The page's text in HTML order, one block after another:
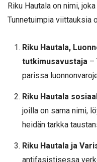
Riku Hautala on nimi,
Tunnetuimpia viittauksia
Riku Hautala,
tutkimusavustaja–
parissa
Riku Hautala
joilla on sama nimi,
heidän tarkka
Riku Hautala ja
antifasistisessa